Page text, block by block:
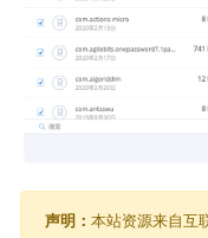
声明： 本站资源来自互